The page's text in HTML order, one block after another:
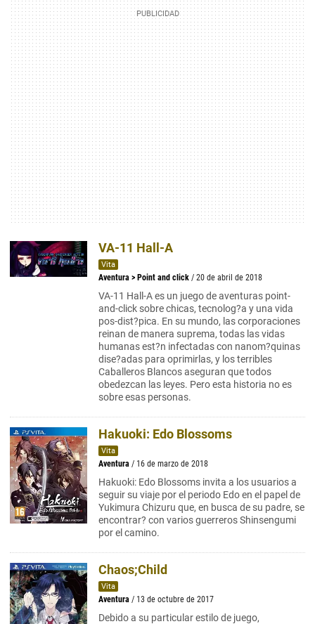
VA-11 Hall-A
Vita
Aventura > Point and click / 20 de abril de 2018
VA-11 Hall-A es un juego de aventuras point-
and-click sobre chicas, tecnolog?a y una vida
pos-dist?pica. En su mundo, las corporaciones
reinan de manera suprema, todas las vidas
humanas est?n infectadas con nanom?quinas
dise?adas para oprimirlas, y los terribles
Caballeros Blancos aseguran que todos
obedezcan las leyes. Pero esta historia no es
sobre esas personas.
Hakuoki: Edo Blossoms
Vita
Aventura / 16 de marzo de 2018
Hakuoki: Edo Blossoms invita a los usuarios a
seguir su viaje por el periodo Edo en el papel de
Yukimura Chizuru que, en busca de su padre, se
encontrar? con varios guerreros Shinsengumi
por el camino.
Chaos;Child
Vita
Aventura / 13 de octubre de 2017
Debido a su particular estilo de juego,